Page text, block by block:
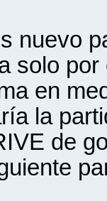
nuevo
solo
en
la
de